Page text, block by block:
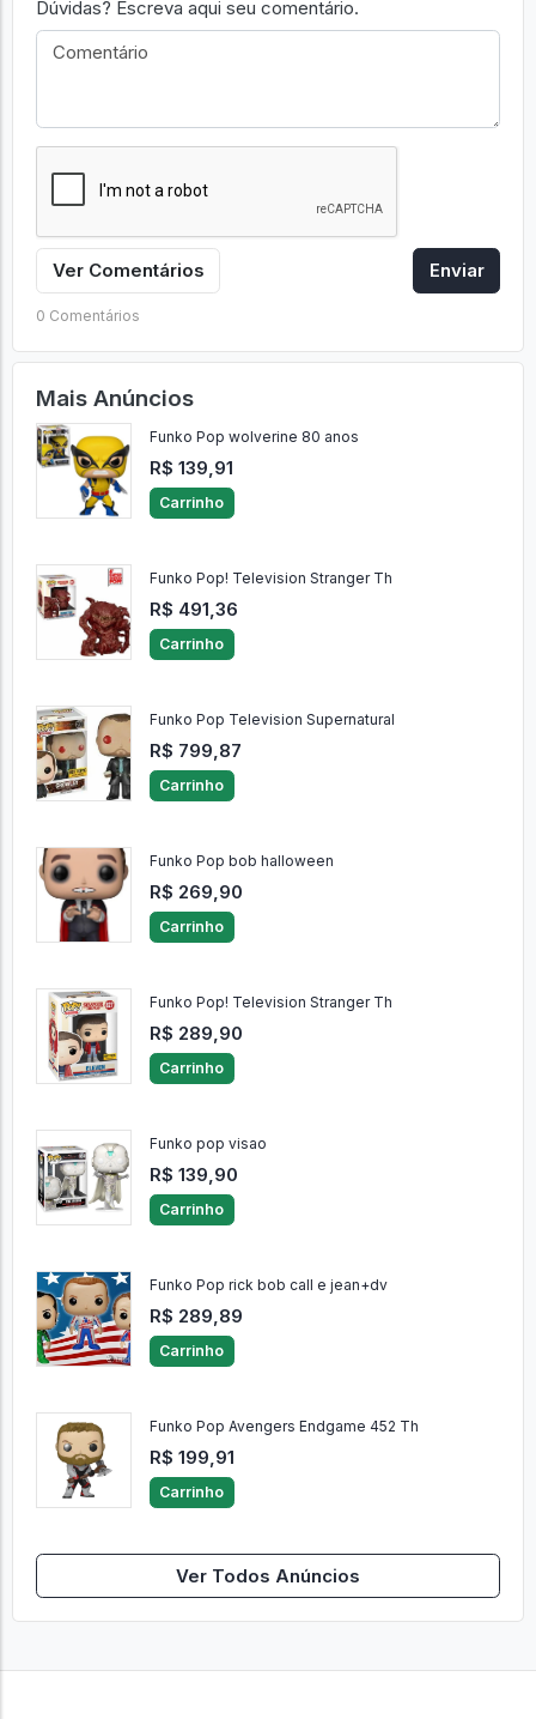
Dúvidas? Escreva aqui seu comentário.
Ver Comentários Enviar
0 Comentários
Mais Anúncios
Funko Pop wolverine 80 anos
R$ 139,91
Carrinho
Funko Pop! Television Stranger Th
R$ 491,36
Carrinho
Funko Pop Television Supernatural
R$ 799,87
Carrinho
Funko Pop bob halloween
R$ 269,90
Carrinho
Funko Pop! Television Stranger Th
R$ 289,90
Carrinho
Funko pop visao
R$ 139,90
Carrinho
Funko Pop rick bob call e jean+dv
R$ 289,89
Carrinho
Funko Pop Avengers Endgame 452 Th
R$ 199,91
Carrinho
Ver Todos Anúncios